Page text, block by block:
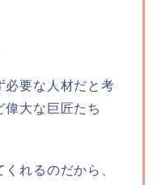
必要な人材だと考
偉大な巨匠たち
れるのだから、